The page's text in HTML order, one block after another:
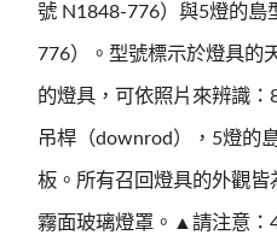
號 N1848-776）與5燈的島
776）。型號標示於燈具的
的燈具，可依照片來辨識
吊桿（downrod），5燈的
板。所有召回燈具的外觀
霧面玻璃燈罩。▲請注意：